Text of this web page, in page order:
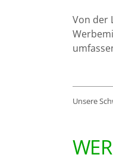
Von der
Unsere